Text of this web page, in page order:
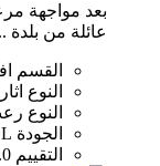
بعد مواجهة
عائلة من بلدة
القسم
النوع
النوع
الجودة
التقييم 10